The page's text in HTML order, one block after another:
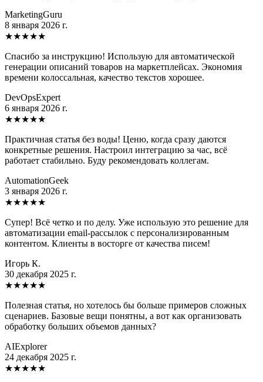
MarketingGuru
8 января 2026 г.
★★★★★
Спасибо за инструкцию! Использую для автоматической
генерации описаний товаров на маркетплейсах. Экономия
времени колоссальная, качество текстов хорошее.
DevOpsExpert
6 января 2026 г.
★★★★★
Практичная статья без воды! Ценю, когда сразу даются
конкретные решения. Настроил интеграцию за час, всё
работает стабильно. Буду рекомендовать коллегам.
AutomationGeek
3 января 2026 г.
★★★★★
Супер! Всё четко и по делу. Уже использую это решение для
автоматизации email-рассылок с персонализированным
контентом. Клиенты в восторге от качества писем!
Игорь К.
30 декабря 2025 г.
★★★★★
Полезная статья, но хотелось бы больше примеров сложных
сценариев. Базовые вещи понятны, а вот как организовать
обработку больших объемов данных?
AIExplorer
24 декабря 2025 г.
★★★★★